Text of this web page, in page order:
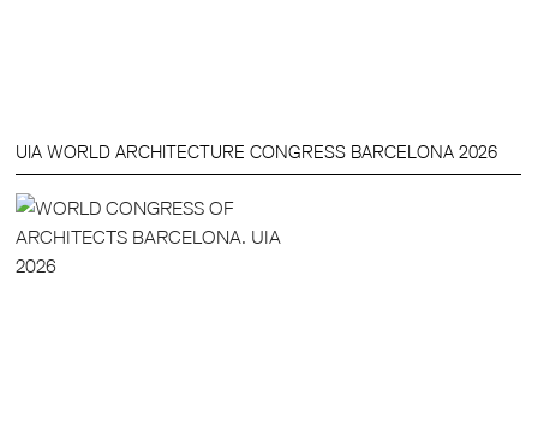
UIA WORLD ARCHITECTURE CONGRESS BARCELONA 2026